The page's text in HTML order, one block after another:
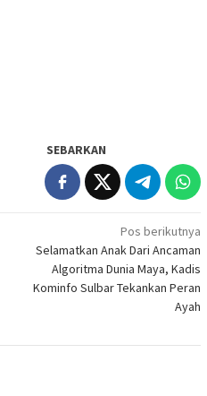
SEBARKAN
Pos berikutnya
Selamatkan Anak Dari Ancaman
Algoritma Dunia Maya, Kadis
Kominfo Sulbar Tekankan Peran
Ayah